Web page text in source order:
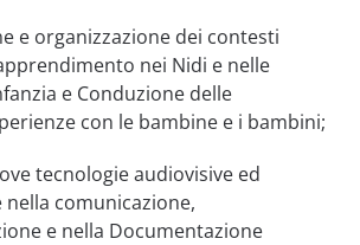
e organizzazione dei contesti
nei Nidi e nelle
e Conduzione delle
con le bambine e i bambini;
tecnologie audiovisive ed
comunicazione,
e nella Documentazione